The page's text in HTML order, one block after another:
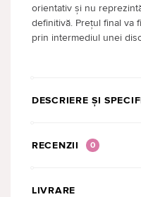
orientativ și nu
definitivă. Prețul final va
prin intermediul unei
DESCRIERE ȘI
RECENZII 0
LIVRARE